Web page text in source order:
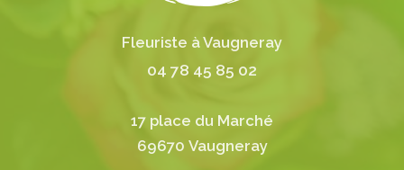
Fleuriste à Vaugneray
04 78 45 85 02
17 place du Marché
69670 Vaugneray